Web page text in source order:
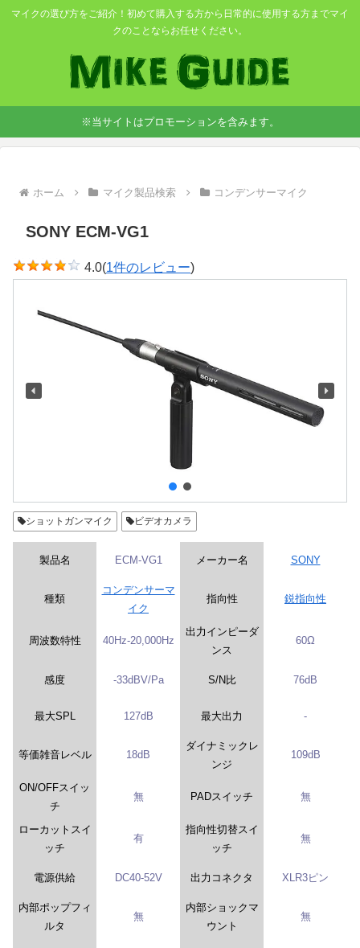
マイクの選び方をご紹介！初めて購入する方から日常的に使用する方までマイ
クのことならお任せください。
※当サイトはプロモーションを含みます。
ホーム マイク製品検索 コンデンサーマイク
SONY ECM-VG1
4.0(1件のレビュー)
ショットガンマイク ビデオカメラ
製品名 ECM-VG1 メーカー名 SONY
種類
コンデンサーマ
イク
指向性 鋭指向性
周波数特性 40Hz-20,000Hz
出力インピーダ
ンス
60Ω
感度 -33dBV/Pa S/N比 76dB
最大SPL 127dB 最大出力 -
等価雑音レベル 18dB
ダイナミックレ
ンジ
109dB
ON/OFFスイッ
チ
無 PADスイッチ 無
ローカットスイ
ッチ
有
指向性切替スイ
ッチ
無
電源供給 DC40-52V 出力コネクタ XLR3ピン
内部ポップフィ
ルタ
無
内部ショックマ
ウント
無